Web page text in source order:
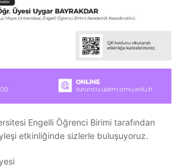
Engelli Öğrenci Birimi tarafından
etkinliğinde sizlerle buluşuyoruz.